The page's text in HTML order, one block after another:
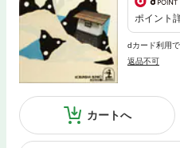
ポイント
dカード利用
返品不可
カートへ